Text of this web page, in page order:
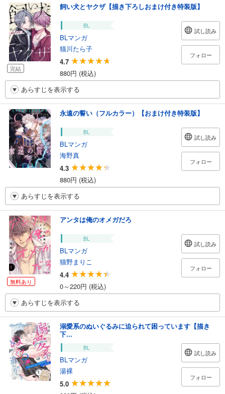
完結
飼い犬とヤクザ【描き下ろしおまけ付き特装版】
BL
BLマンガ
猫川たら子
4.7
880円 (税込)
試し読み
フォロー
あらすじを表示する
永遠の誓い（フルカラー）【おまけ付き特装版】
BL
BLマンガ
海野真
4.3
880円 (税込)
試し読み
フォロー
あらすじを表示する
無料あり
アンタは俺のオメガだろ
BL
BLマンガ
猫野まりこ
4.4
0～220円 (税込)
試し読み
フォロー
あらすじを表示する
溺愛系のぬいぐるみに迫られて困っています【描き
下...
BL
BLマンガ
湯裸
5.0
試し読み
フォロー